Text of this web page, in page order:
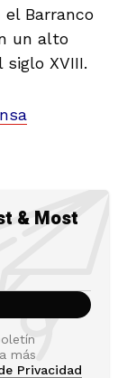
Barranco
un alto
XVIII.
& Most
más
Privacidad